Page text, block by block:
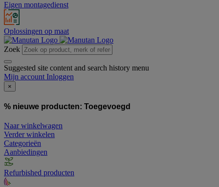
Eigen montagedienst
Oplossingen op maat
Zoek
Suggested site content and search history menu
Mijn account Inloggen
×
% nieuwe producten: Toegevoegd
Naar winkelwagen
Verder winkelen
Categorieën
Aanbiedingen
Refurbished producten